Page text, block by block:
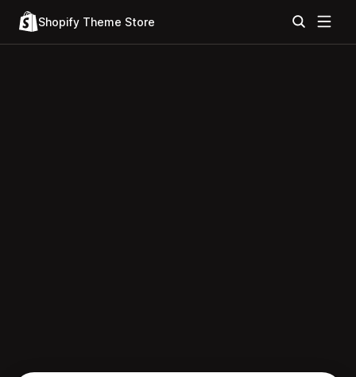
Shopify Theme Store